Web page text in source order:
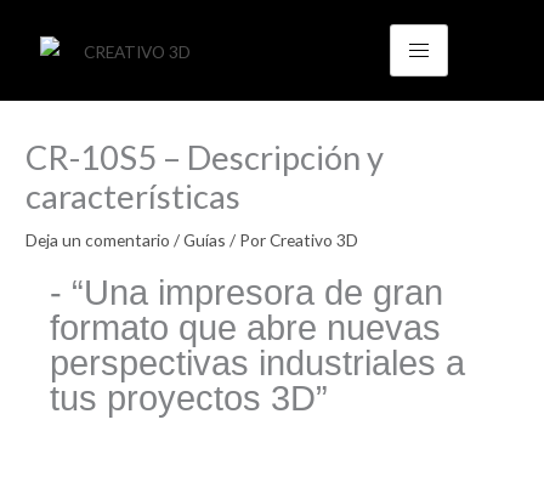
CR-10S5 – Descripción y
características
Deja un comentario /Guías / PorCreativo 3D
- “Una impresora de gran
formato que abre nuevas
perspectivas industriales a
tus proyectos 3D”